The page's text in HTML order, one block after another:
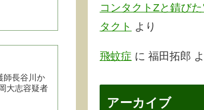
師長谷川か
大志容疑者
コンタクトZと錆び
タクト より
飛蚊症 に 福田拓郎
アーカイブ